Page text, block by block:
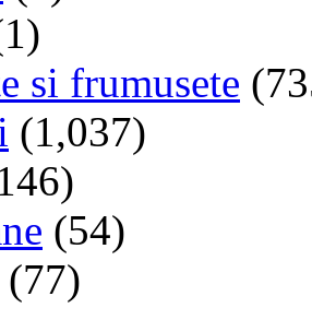
si frumusete
(1,037)
(54)
(77)